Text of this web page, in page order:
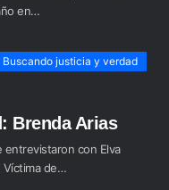
en…
Buscando justicia y verdad
Brenda Arias
entrevistaron con Elva
Víctima de…